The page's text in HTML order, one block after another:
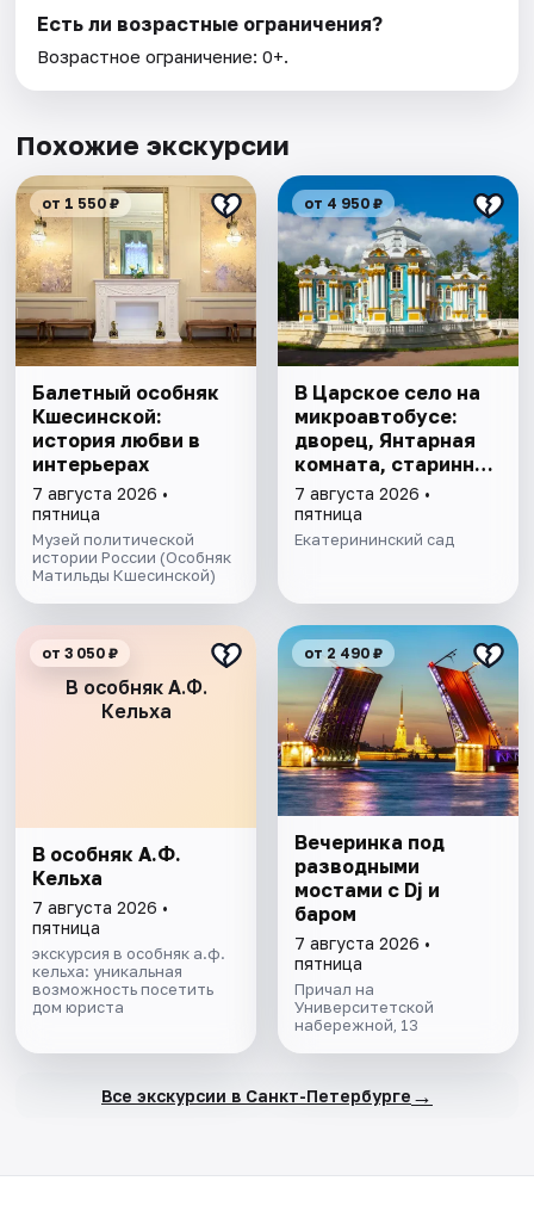
Есть ли возрастные ограничения?
Возрастное ограничение: 0+.
Похожие экскурсии
от 1 550 ₽
Балетный особняк
Кшесинской:
история любви в
интерьерах
7 августа 2026 •
пятница
Музей политической
истории России (Особняк
Матильды Кшесинской)
от 4 950 ₽
В Царское село на
микроавтобусе:
дворец, Янтарная
комната, старинный
парк
7 августа 2026 •
пятница
Екатерининский сад
В особняк А.Ф.
Кельха
от 3 050 ₽
В особняк А.Ф.
Кельха
7 августа 2026 •
пятница
экскурсия в особняк а.ф.
кельха: уникальная
возможность посетить
дом юриста
от 2 490 ₽
Вечеринка под
разводными
мостами с Dj и
баром
7 августа 2026 •
пятница
Причал на
Университетской
набережной, 13
Все экскурсии в Санкт-Петербурге →